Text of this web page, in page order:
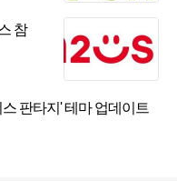
참
판타지' 테마 업데이트